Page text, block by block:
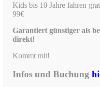
Kids bis 10 Jahre fahren
99€
Garantiert günstiger als
direkt!
Kommt mit!
Infos und Buchung